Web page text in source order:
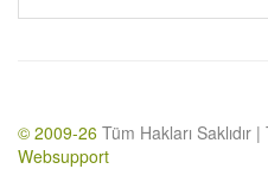
© 2009-26 Tüm Hakları Saklıdır |
Websupport